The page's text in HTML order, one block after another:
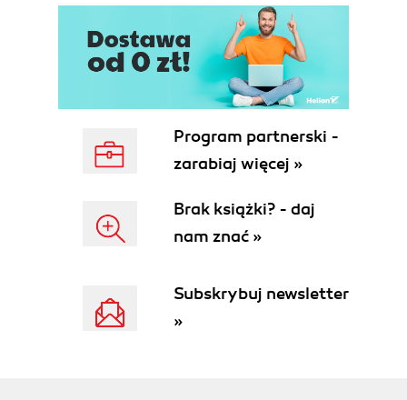
Solver (223)
Scenariusze (228)
Rozdział 10. Elementy analizy danych (233)
Sortowanie (234)
Tabele przestawne (240)
Program partnerski -
zarabiaj więcej »
Brak książki? - daj
nam znać »
Subskrybuj newsletter
»